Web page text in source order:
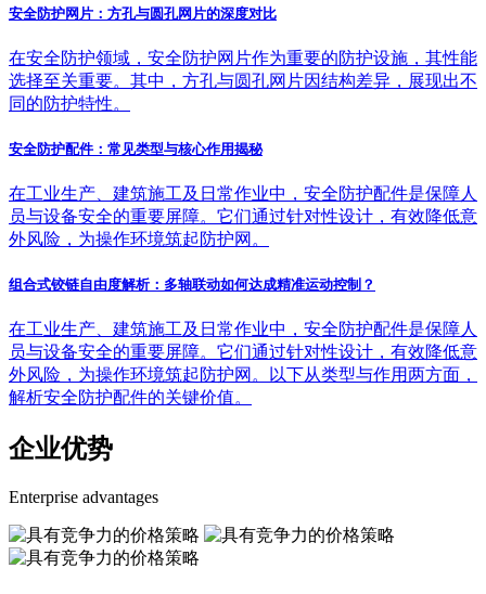
安全防护网片：方孔与圆孔网片的深度对比
在安全防护领域，安全防护网片作为重要的防护设施，其性能
选择至关重要。其中，方孔与圆孔网片因结构差异，展现出不
同的防护特性。
安全防护配件：常见类型与核心作用揭秘
在工业生产、建筑施工及日常作业中，安全防护配件是保障人
员与设备安全的重要屏障。它们通过针对性设计，有效降低意
外风险，为操作环境筑起防护网。
组合式铰链自由度解析：多轴联动如何达成精准运动控制？
在工业生产、建筑施工及日常作业中，安全防护配件是保障人
员与设备安全的重要屏障。它们通过针对性设计，有效降低意
外风险，为操作环境筑起防护网。以下从类型与作用两方面，
解析安全防护配件的关键价值。
企业优势
Enterprise advantages